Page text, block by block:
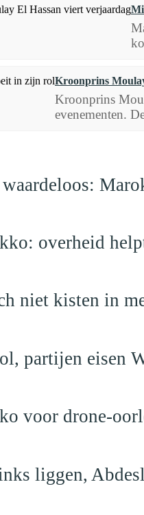
Kroonprins
Kroonprins
evenementen.
waardeloos:
overheid
niet kisten in
partijen eisen
voor drone-
liggen,